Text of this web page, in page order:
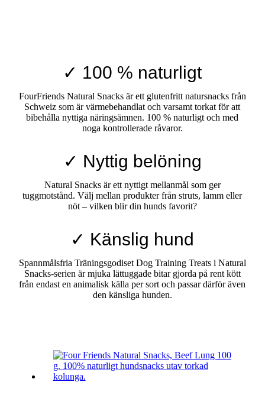
✓ 100 % naturligt
FourFriends Natural Snacks är ett glutenfritt natursnacks från
Schweiz som är värmebehandlat och varsamt torkat för att
bibehålla nyttiga näringsämnen. 100 % naturligt och med
noga kontrollerade råvaror.
✓ Nyttig belöning
Natural Snacks är ett nyttigt mellanmål som ger
tuggmotstånd. Välj mellan produkter från struts, lamm eller
nöt – vilken blir din hunds favorit?
✓ Känslig hund
Spannmålsfria Träningsgodiset Dog Training Treats i Natural
Snacks-serien är mjuka lättuggade bitar gjorda på rent kött
från endast en animalisk källa per sort och passar därför även
den känsliga hunden.